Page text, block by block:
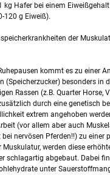
kg Hafer bei einem
120 g Eiweiß).
der
kommt es zu einer
(Speicherzucker) besonders in
Rassen (z.B. Quarter Horse,
durch eine genetisch
extrem angehoben
(vor allem aber auch
nervösen Pferden!!) zu einer
Muskulatur, werden diese
schlagartig abgebaut. Dabei
unter